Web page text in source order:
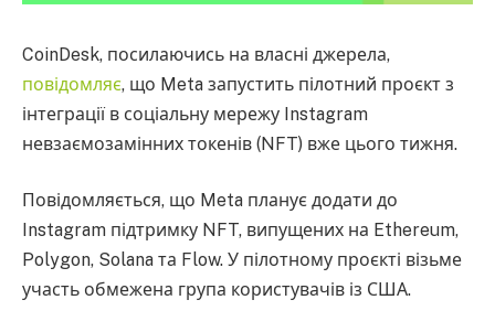
CoinDesk, посилаючись на власні джерела,
повідомляє, що Meta запустить пілотний проєкт з
інтеграції в соціальну мережу Instagram
невзаємозамінних токенів (NFT) вже цього тижня.
Повідомляється, що Meta планує додати до
Instagram підтримку NFT, випущених на Ethereum,
Polygon, Solana та Flow. У пілотному проєкті візьме
участь обмежена група користувачів із США.